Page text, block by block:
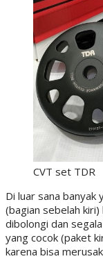
CVT set TDR
Di luar sana banyak
(bagian sebelah
dibolongi dan
yang cocok (paket
karena bisa